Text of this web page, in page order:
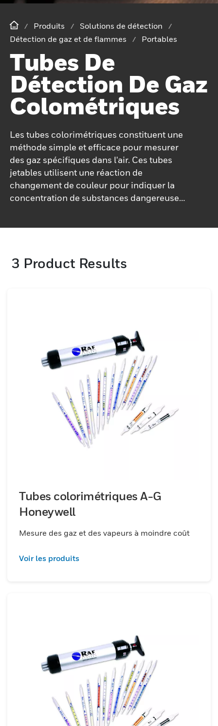
Produits
Solutions de détection
Détection de gaz et de flammes
Portables
Tubes De
Détection De Gaz
Colométriques
Les tubes colorimétriques constituent une
méthode simple et efficace pour mesurer
des gaz spécifiques dans l'air. Ces tubes
jetables utilisent une réaction de
changement de couleur pour indiquer la
concentration de substances dangereuses.
applications industrielles et
3 Product Results
Tubes colorimétriques A-G
Honeywell
Mesure des gaz et des vapeurs à moindre coût
Voir les produits